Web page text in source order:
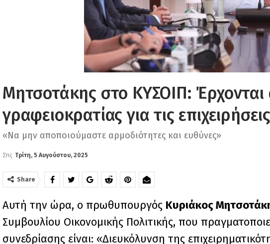
Μητσοτάκης στο ΚΥΣΟΙΠ:
γραφειοκρατίας για τις επιχειρήσεις
«Να μην αποποιούμαστε αρμοδιότητες και ευθύνες»
Στις Τρίτη, 5 Αυγούστου, 2025
Share
Αυτή την ώρα, ο πρωθυπουργός Κυριάκος
Συμβουλίου Οικονομικής Πολιτικής, που
συνεδρίασης είναι: «Διευκόλυνση της